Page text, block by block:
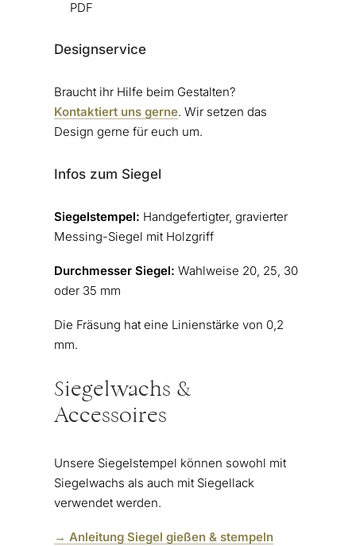
PDF
Designservice
Braucht ihr Hilfe beim Gestalten?
Kontaktiert uns gerne. Wir setzen das
Design gerne für euch um.
Infos zum Siegel
Siegelstempel: Handgefertigter, gravierter
Messing-Siegel mit Holzgriff
Durchmesser Siegel: Wahlweise 20, 25, 30
oder 35 mm
Die Fräsung hat eine Linienstärke von 0,2
mm.
Siegelwachs &
Accessoires
Unsere Siegelstempel können sowohl mit
Siegelwachs als auch mit Siegellack
verwendet werden.
→ Anleitung Siegel gießen & stempeln